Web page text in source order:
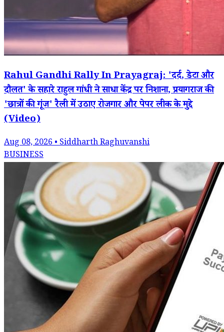
Rahul Gandhi Rally In Prayagraj: 'दर्द, डेटा और
दौलत' के सहारे राहुल गांधी ने साधा केंद्र पर निशाना, प्रयागराज की
'छात्रों की गूंज' रैली में उठाए रोजगार और पेपर लीक के मुद्दे
(Video)
Aug 08, 2026 • Siddharth Raghuvanshi
BUSINESS